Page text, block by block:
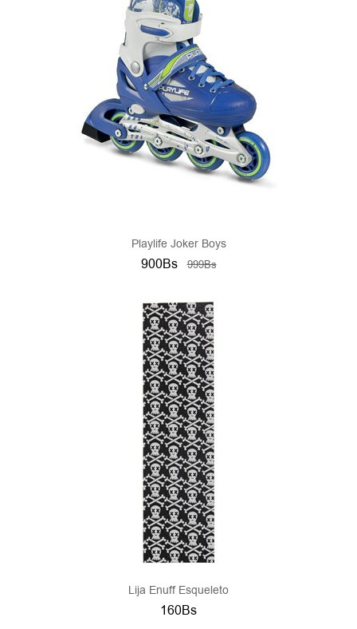
Playlife Joker Boys
900Bs 999Bs
Lija Enuff Esqueleto
160Bs